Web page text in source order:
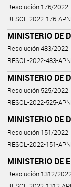
Resolución 176/2022
RESOL-2022-176-
MINISTERIO DE
Resolución 483/2022
RESOL-2022-483-
MINISTERIO DE
Resolución 525/2022
RESOL-2022-525-
MINISTERIO DE
Resolución 151/2022
RESOL-2022-151-
MINISTERIO DE
Resolución 1312/